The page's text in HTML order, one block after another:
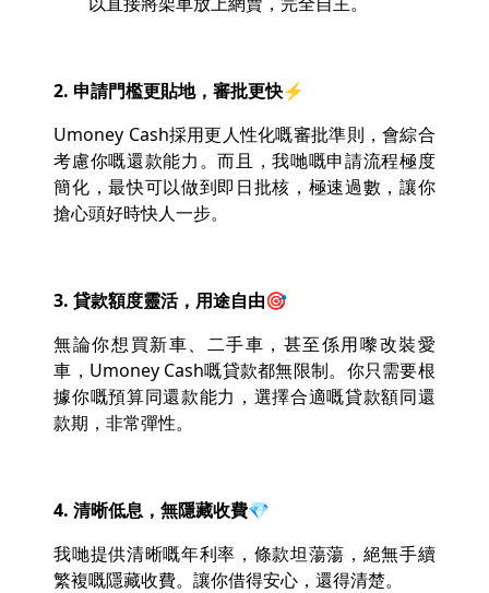
2. 申請門檻更貼地，審批更快⚡
Umoney Cash採用更人性化嘅審批準則，會綜合
考慮你嘅還款能力。而且，我哋嘅申請流程極度
簡化，最快可以做到即日批核，極速過數，讓你
搶心頭好時快人一步。
3. 貸款額度靈活，用途自由🎯
無論你想買新車、二手車，甚至係用嚟改裝愛
車，Umoney Cash嘅貸款都無限制。你只需要根
據你嘅預算同還款能力，選擇合適嘅貸款額同還
款期，非常彈性。
4. 清晰低息，無隱藏收費💎
我哋提供清晰嘅年利率，條款坦蕩蕩，絕無手續
繁複嘅隱藏收費。讓你借得安心，還得清楚。